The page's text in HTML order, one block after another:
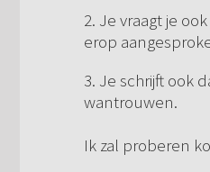
2. Je vraagt je
erop
3. Je schrijft ook
wantrouwen.
Ik zal proberen